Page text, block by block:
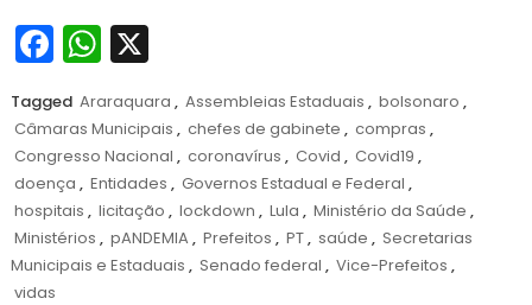
Facebook
WhatsApp
X
Tagged Araraquara , Assembleias Estaduais , bolsonaro ,
Câmaras Municipais , chefes de gabinete , compras ,
Congresso Nacional , coronavírus , Covid , Covid19 ,
doença , Entidades , Governos Estadual e Federal ,
hospitais , licitação , lockdown , Lula , Ministério da Saúde ,
Ministérios , pANDEMIA , Prefeitos , PT, saúde , Secretarias
Municipais e Estaduais , Senado federal , Vice-Prefeitos ,
vidas